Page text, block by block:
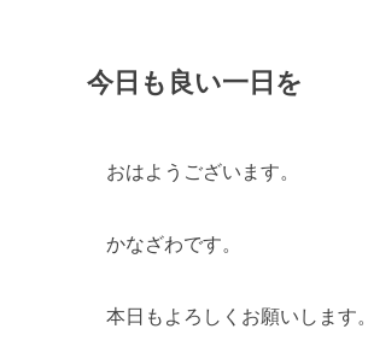
今日も良い一日を
おはようございます。
かなざわです。
本日もよろしくお願いします。